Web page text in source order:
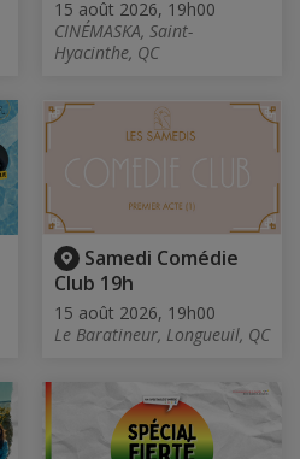
15 août 2026, 19h00
CINÉMASKA, Saint-
Hyacinthe, QC
Samedi Comédie
Club 19h
15 août 2026, 19h00
Le Baratineur, Longueuil, QC